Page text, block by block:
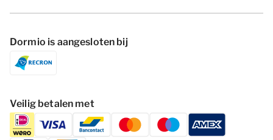
Dormio is aangesloten bij
Veilig betalen met